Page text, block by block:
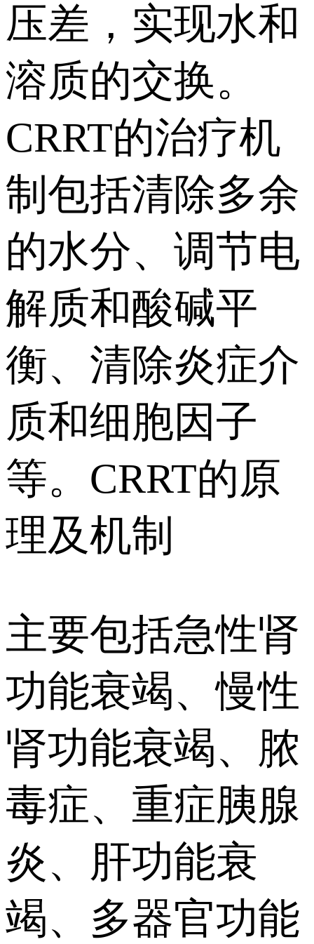
压差，实现水和
溶质的交换。
CRRT的治疗机
制包括清除多余
的水分、调节电
解质和酸碱平
衡、清除炎症介
质和细胞因子
等。CRRT的原
理及机制
主要包括急性肾
功能衰竭、慢性
肾功能衰竭、脓
毒症、重症胰腺
炎、肝功能衰
竭、多器官功能